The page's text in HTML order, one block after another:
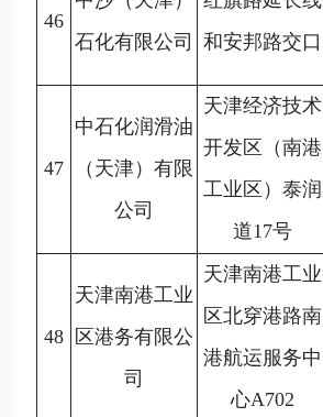
46
石化有限公司
和安邦路交口
47
中石化润滑油
（天津）有限
公司
天津经济技术
开发区（南港
工业区）泰润
道17号
48
天津南港工业
区港务有限公
司
天津南港工业
区北穿港路南
港航运服务中
心A702